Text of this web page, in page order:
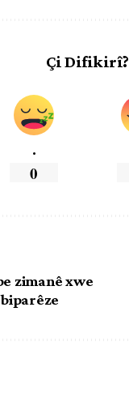
Çi Difikirî?
.
0
zimanê xwe